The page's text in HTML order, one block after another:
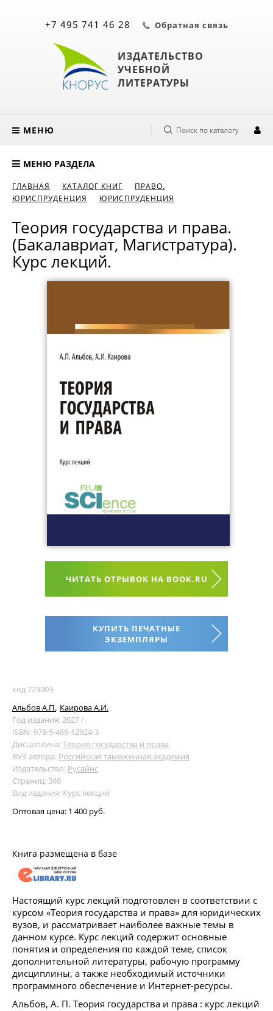
ИЗДАТЕЛЬСТВО
УЧЕБНОЙ
ЛИТЕРАТУРЫ
+7 495 741 46 28 Обратная связь
МЕНЮ Поиск по каталогу
МЕНЮ РАЗДЕЛА
ГЛАВНАЯ КАТАЛОГ КНИГ
ПРАВО.
ЮРИСПРУДЕНЦИЯ
ЮРИСПРУДЕНЦИЯ
Теория государства и права.
(Бакалавриат, Магистратура).
Курс лекций.
ЧИТАТЬ ОТРЫВОК НА BOOK.RU
КУПИТЬ ПЕЧАТНЫЕ
ЭКЗЕМПЛЯРЫ
код 723003
Альбов А.П., Каирова А.И.
Год издания: 2027 г.
ISBN: 978-5-466-12924-3
Дисциплина:Теория государства и права
ВУЗ автора: Российская таможенная академия
Издательство: Русайнс
Страниц: 346
Вид издания: Курс лекций
Оптовая цена: 1 400 руб.
Книга размещена в базе
Настоящий курс лекций подготовлен в соответствии с
курсом «Теория государства и права» для юридических
вузов, и рассматривает наиболее важные темы в
данном курсе. Курс лекций содержит основные
понятия и определения по каждой теме, список
дополнительной литературы, рабочую программу
дисциплины, а также необходимый источники
программного обеспечение и Интернет-ресурсы.
Альбов, А. П. Теория государства и права : курс лекций